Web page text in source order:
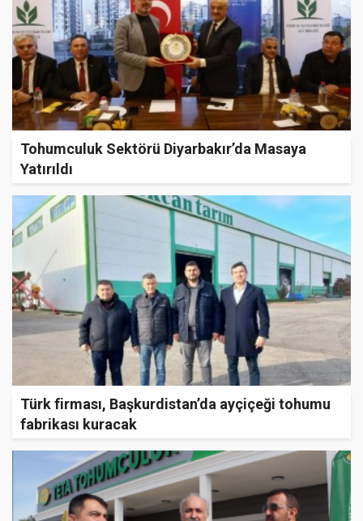
Tohumculuk Sektörü Diyarbakır’da Masaya
Yatırıldı
Türk firması, Başkurdistan’da ayçiçeği tohumu
fabrikası kuracak